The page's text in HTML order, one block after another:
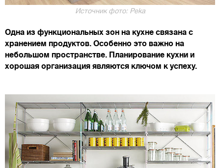
Источник фото: Peka
Одна из функциональных зон на кухне связана с
хранением продуктов. Особенно это важно на
небольшом пространстве. Планирование кухни и
хорошая организация являются ключом к успеху.